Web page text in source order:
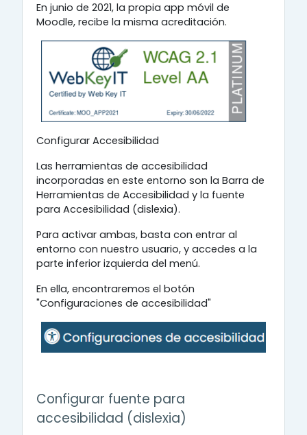
En junio de 2021, la propia app móvil de
Moodle, recibe la misma acreditación.
Configurar Accesibilidad
Las herramientas de accesibilidad
incorporadas en este entorno son la Barra de
Herramientas de Accesibilidad y la fuente
para Accesibilidad (dislexia).
Para activar ambas, basta con entrar al
entorno con nuestro usuario, y accedes a la
parte inferior izquierda del menú.
En ella, encontraremos el botón
"Configuraciones de accesibilidad"
Configurar fuente para
accesibilidad (dislexia)